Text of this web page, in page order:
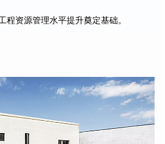
程资源管理水平提升奠定基础。